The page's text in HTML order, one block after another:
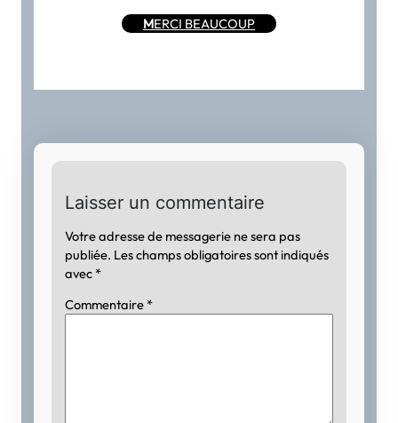
MERCI BEAUCOUP
Laisser un commentaire
Votre adresse de messagerie ne sera pas
publiée. Les champs obligatoires sont indiqués
avec *
Commentaire *